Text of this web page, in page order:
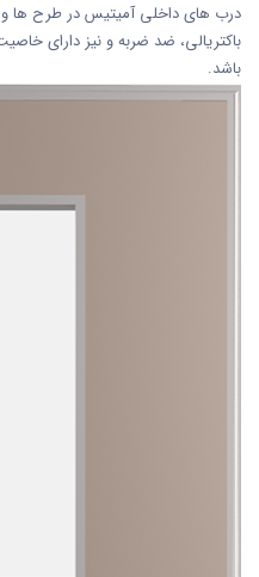
درب های داخلی آمیتیس در طرح ها
باکتریالی، ضد ضربه و نیز دارای
باشد.